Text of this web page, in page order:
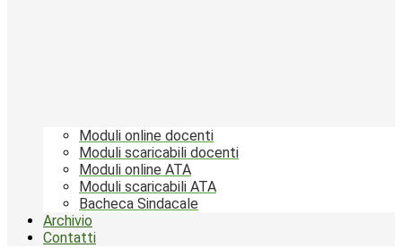
Moduli online docenti
Moduli scaricabili docenti
Moduli online ATA
Moduli scaricabili ATA
Bacheca Sindacale
Archivio
Contatti